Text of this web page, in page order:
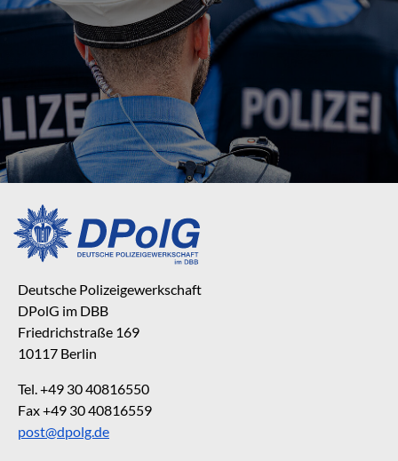
Deutsche Polizeigewerkschaft
DPolG im DBB
Friedrichstraße 169
10117 Berlin
Tel. +49 30 40816550
Fax +49 30 40816559
post@dpolg.de